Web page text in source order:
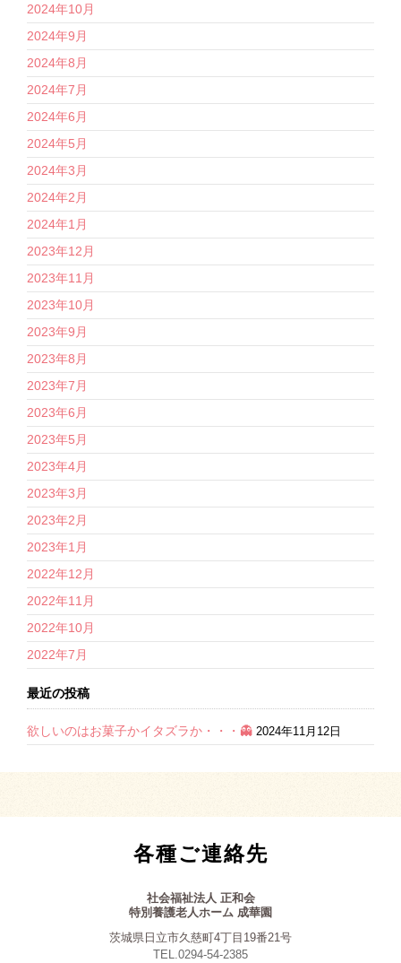
2024年10月
2024年9月
2024年8月
2024年7月
2024年6月
2024年5月
2024年3月
2024年2月
2024年1月
2023年12月
2023年11月
2023年10月
2023年9月
2023年8月
2023年7月
2023年6月
2023年5月
2023年4月
2023年3月
2023年2月
2023年1月
2022年12月
2022年11月
2022年10月
2022年7月
最近の投稿
欲しいのはお菓子かイタズラか・・・👻 2024年11月12日
各種ご連絡先
社会福祉法人 正和会
特別養護老人ホーム 成華園
茨城県日立市久慈町4丁目19番21号
TEL.0294-54-2385